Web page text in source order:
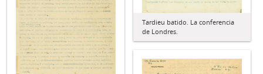
Tardieu batido. La conferencia
de Londres.